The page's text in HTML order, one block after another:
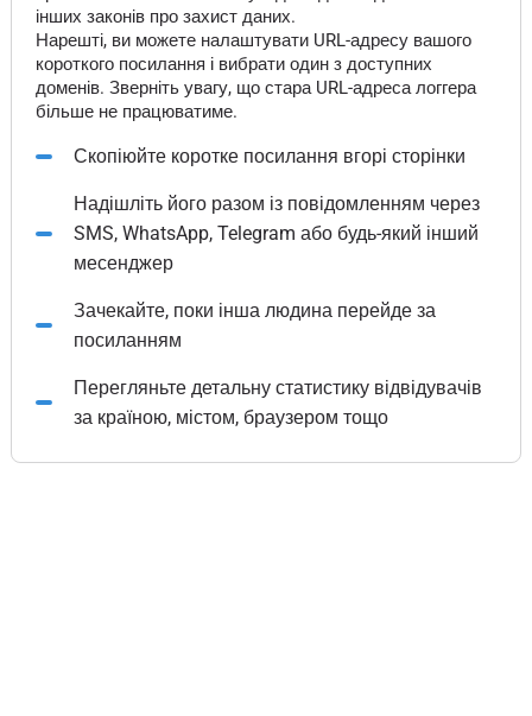
інших законів про захист даних.
Нарешті, ви можете налаштувати URL-адресу вашого
короткого посилання і вибрати один з доступних
доменів. Зверніть увагу, що стара URL-адреса логгера
більше не працюватиме.
Скопіюйте коротке посилання вгорі сторінки
Надішліть його разом із повідомленням через
SMS, WhatsApp, Telegram або будь-який інший
месенджер
Зачекайте, поки інша людина перейде за
посиланням
Перегляньте детальну статистику відвідувачів
за країною, містом, браузером тощо